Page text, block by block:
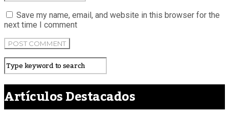
Save my name, email, and website in this browser for the
next time I comment
Artículos Destacados